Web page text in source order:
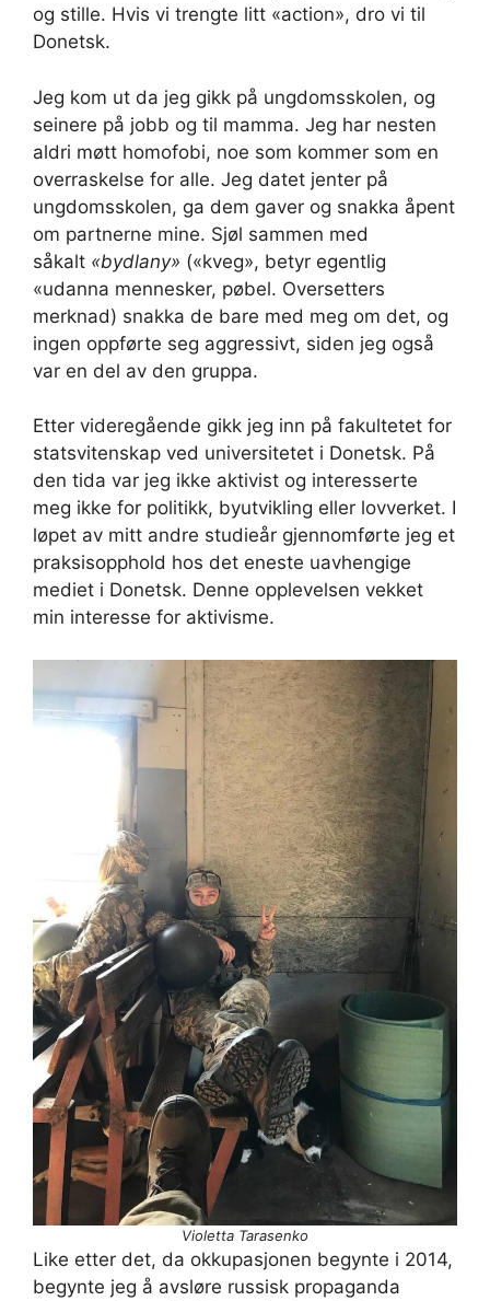
og stille. Hvis vi trengte litt «action», dro vi til
Donetsk.
Jeg kom ut da jeg gikk på ungdomsskolen, og
seinere på jobb og til mamma. Jeg har nesten
aldri møtt homofobi, noe som kommer som en
overraskelse for alle. Jeg datet jenter på
ungdomsskolen, ga dem gaver og snakka åpent
om partnerne mine. Sjøl sammen med
såkalt «bydlany» («kveg», betyr egentlig
«udanna mennesker, pøbel. Oversetters
merknad) snakka de bare med meg om det, og
ingen oppførte seg aggressivt, siden jeg også
var en del av den gruppa.
Etter videregående gikk jeg inn på fakultetet for
statsvitenskap ved universitetet i Donetsk. På
den tida var jeg ikke aktivist og interesserte
meg ikke for politikk, byutvikling eller lovverket. I
løpet av mitt andre studieår gjennomførte jeg et
praksisopphold hos det eneste uavhengige
mediet i Donetsk. Denne opplevelsen vekket
min interesse for aktivisme.
Violetta Tarasenko
Like etter det, da okkupasjonen begynte i 2014,
begynte jeg å avsløre russisk propaganda